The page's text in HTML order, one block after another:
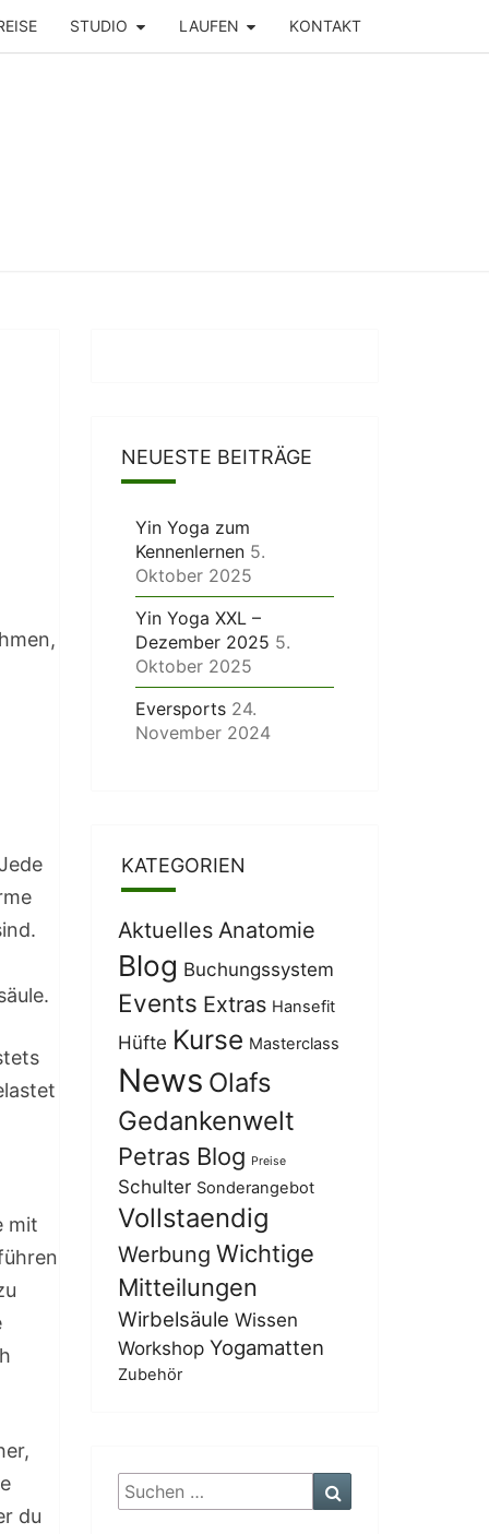
STUDIO LAUFEN KONTAKT
mit
du
NEUESTE BEITRÄGE
Yin Yoga zum
Kennenlernen 5.
Oktober 2025
Yin Yoga XXL –
Dezember 2025 5.
Oktober 2025
Eversports 24.
November 2024
KATEGORIEN
Aktuelles Anatomie
Blog Buchungssystem
Events Extras Hansefit
Hüfte Kurse Masterclass
News Olafs
Gedankenwelt
Petras Blog Preise
Schulter Sonderangebot
Vollstaendig
Werbung Wichtige
Mitteilungen
Wirbelsäule Wissen
Workshop Yogamatten
Zubehör
Suchen
nach: